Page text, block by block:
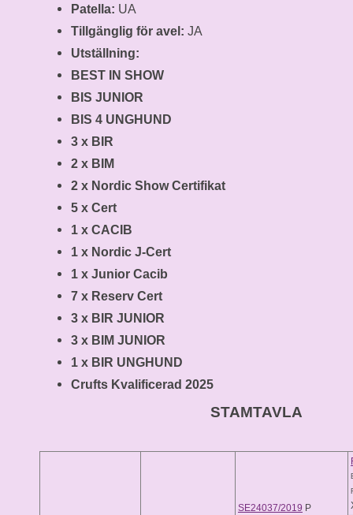
Patella: UA
Tillgänglig för avel: JA
Utställning:
BEST IN SHOW
BIS JUNIOR
BIS 4 UNGHUND
3 x BIR
2 x BIM
2 x Nordic Show Certifikat
5 x Cert
1 x CACIB
1 x Nordic J-Cert
1 x Junior Cacib
7 x Reserv Cert
3 x BIR JUNIOR
3 x BIM JUNIOR
1 x BIR UNGHUND
Crufts Kvalificerad 2025
STAMTAVLA
SE24037/2019 P